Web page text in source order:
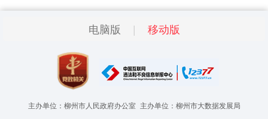
电脑版 移动版
主办单位：柳州市人民政府办公室 主办单位：柳州市大数据发展局